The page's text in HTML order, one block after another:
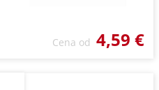
Cena od 4,59 €